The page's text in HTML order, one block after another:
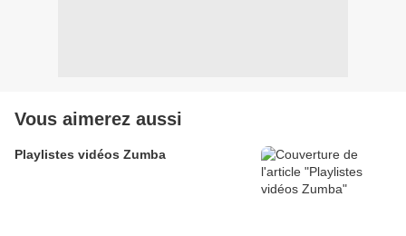
Vous aimerez aussi
Playlistes vidéos Zumba